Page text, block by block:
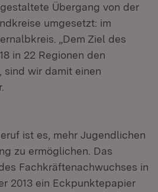
Übergang von der
umgesetzt: im
„Dem Ziel des
in 22 Regionen den
sind wir damit einen
ist es, mehr Jugendlichen
zu ermöglichen. Das
Fachkräftenachwuchses in
2013 ein Eckpunktepapier